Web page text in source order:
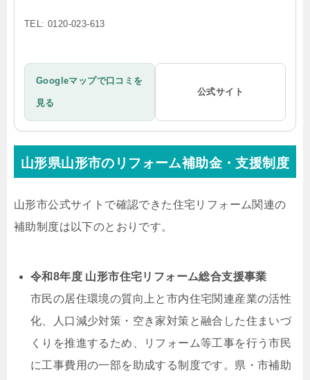
TEL: 0120-023-613
Googleマップで口コミを
見る
公式サイト
山形県山形市のリフォーム補助金・支援制度
山形市公式サイトで確認できた住宅リフォーム関連の
補助制度は以下のとおりです。
令和8年度 山形市住宅リフォーム総合支援事業
市民の居住環境の質向上と市内住宅関連産業の活性
化、人口減少対策・空き家対策と融合した住まいづ
くりを推進するため、リフォーム等工事を行う市民
に工事費用の一部を助成する制度です。県・市補助